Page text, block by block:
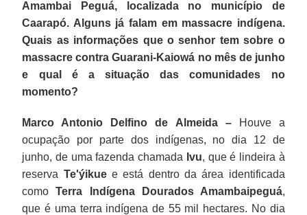
Amambai Peguá, localizada no município de
Caarapó. Alguns já falam em massacre indígena.
Quais as informações que o senhor tem sobre o
massacre contra Guarani-Kaiowá no mês de junho
e qual é a situação das comunidades no
momento?
Marco Antonio Delfino de Almeida –Houve a
ocupação por parte dos indígenas, no dia 12 de
junho, de uma fazenda chamada Ivu, que é lindeira à
reserva Te'ýikuee está dentro da área identificada
comoTerra Indígena Dourados Amambaipeguá,
que é uma terra indígena de 55 mil hectares. No dia
feito
2007,
âmbito
Compromisso
Ajuste
Conduta,